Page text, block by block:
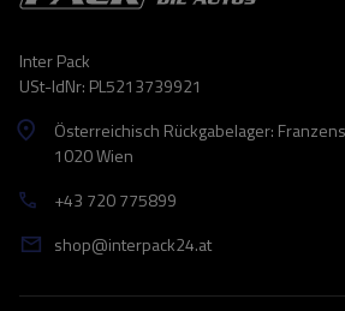
Inter Pack
USt-IdNr: PL5213739921
Österreichisch Rückgabelager:
1020 Wien
+43 720 775899
shop@interpack24.at